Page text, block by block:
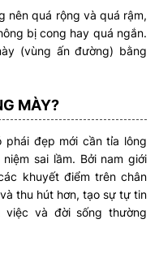
nên quá rộng và quá rậm,
bị cong hay quá ngắn.
(vùng ấn đường) bằng
MÀY?
phái đẹp mới cần tỉa lông
sai lầm. Bởi nam giới
khuyết điểm trên chân
thu hút hơn, tạo sự tự tin
và đời sống thường